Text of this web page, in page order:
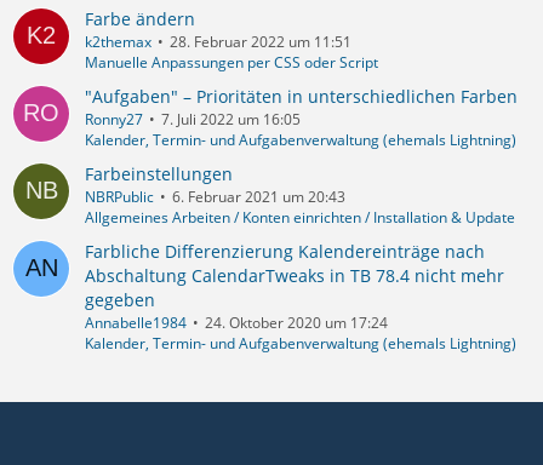
Farbe ändern
k2themax
28. Februar 2022 um 11:51
Manuelle Anpassungen per CSS oder Script
"Aufgaben" – Prioritäten in unterschiedlichen Farben
Ronny27
7. Juli 2022 um 16:05
Kalender, Termin- und Aufgabenverwaltung (ehemals Lightning)
Farbeinstellungen
NBRPublic
6. Februar 2021 um 20:43
Allgemeines Arbeiten / Konten einrichten / Installation & Update
Farbliche Differenzierung Kalendereinträge nach
Abschaltung CalendarTweaks in TB 78.4 nicht mehr
gegeben
Annabelle1984
24. Oktober 2020 um 17:24
Kalender, Termin- und Aufgabenverwaltung (ehemals Lightning)